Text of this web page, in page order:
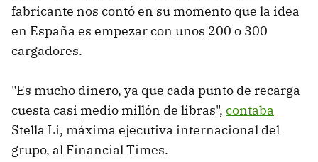
fabricante nos contó en su momento que la idea
en España es empezar con unos 200 o 300
cargadores.
"Es mucho dinero, ya que cada punto de recarga
cuesta casi medio millón de libras", contaba
Stella Li, máxima ejecutiva internacional del
grupo, al Financial Times.